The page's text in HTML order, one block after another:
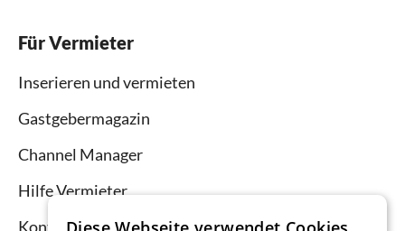
Für Vermieter
Inserieren und vermieten
Gastgebermagazin
Channel Manager
Hilfe Vermieter
Kontakt